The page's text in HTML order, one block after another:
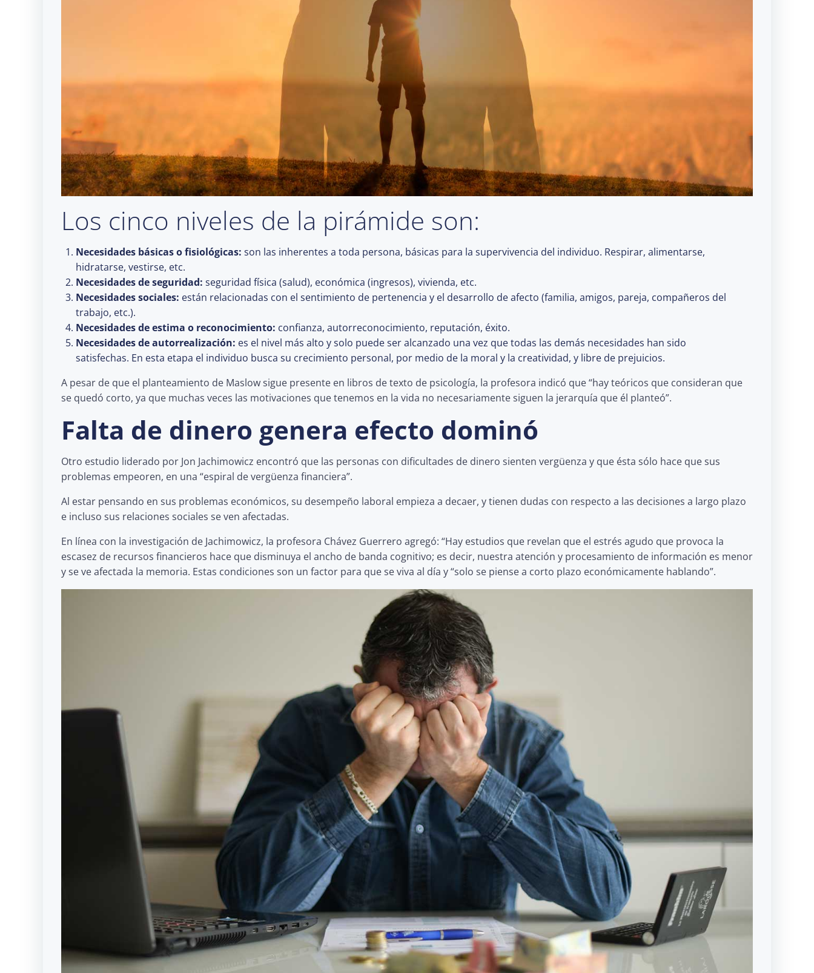
Los cinco niveles de la pirámide son:
Necesidades básicas o fisiológicas: son las inherentes a toda persona, básicas para la supervivencia del individuo. Respirar, alimentarse,
hidratarse, vestirse, etc.
Necesidades de seguridad: seguridad física (salud), económica (ingresos), vivienda, etc.
Necesidades sociales: están relacionadas con el sentimiento de pertenencia y el desarrollo de afecto (familia, amigos, pareja, compañeros del
trabajo, etc.).
Necesidades de estima o reconocimiento: confianza, autorreconocimiento, reputación, éxito.
Necesidades de autorrealización: es el nivel más alto y solo puede ser alcanzado una vez que todas las demás necesidades han sido
satisfechas. En esta etapa el individuo busca su crecimiento personal, por medio de la moral y la creatividad, y libre de prejuicios.
A pesar de que el planteamiento de Maslow sigue presente en libros de texto de psicología, la profesora indicó que “hay teóricos que consideran que
se quedó corto, ya que muchas veces las motivaciones que tenemos en la vida no necesariamente siguen la jerarquía que él planteó”.
Falta de dinero genera efecto dominó
Otro estudio liderado por Jon Jachimowicz encontró que las personas con dificultades de dinero sienten vergüenza y que ésta sólo hace que sus
problemas empeoren, en una “espiral de vergüenza financiera”.
Al estar pensando en sus problemas económicos, su desempeño laboral empieza a decaer, y tienen dudas con respecto a las decisiones a largo plazo
e incluso sus relaciones sociales se ven afectadas.
En línea con la investigación de Jachimowicz, la profesora Chávez Guerrero agregó: “Hay estudios que revelan que el estrés agudo que provoca la
escasez de recursos financieros hace que disminuya el ancho de banda cognitivo; es decir, nuestra atención y procesamiento de información es menor
y se ve afectada la memoria. Estas condiciones son un factor para que se viva al día y “solo se piense a corto plazo económicamente hablando”.